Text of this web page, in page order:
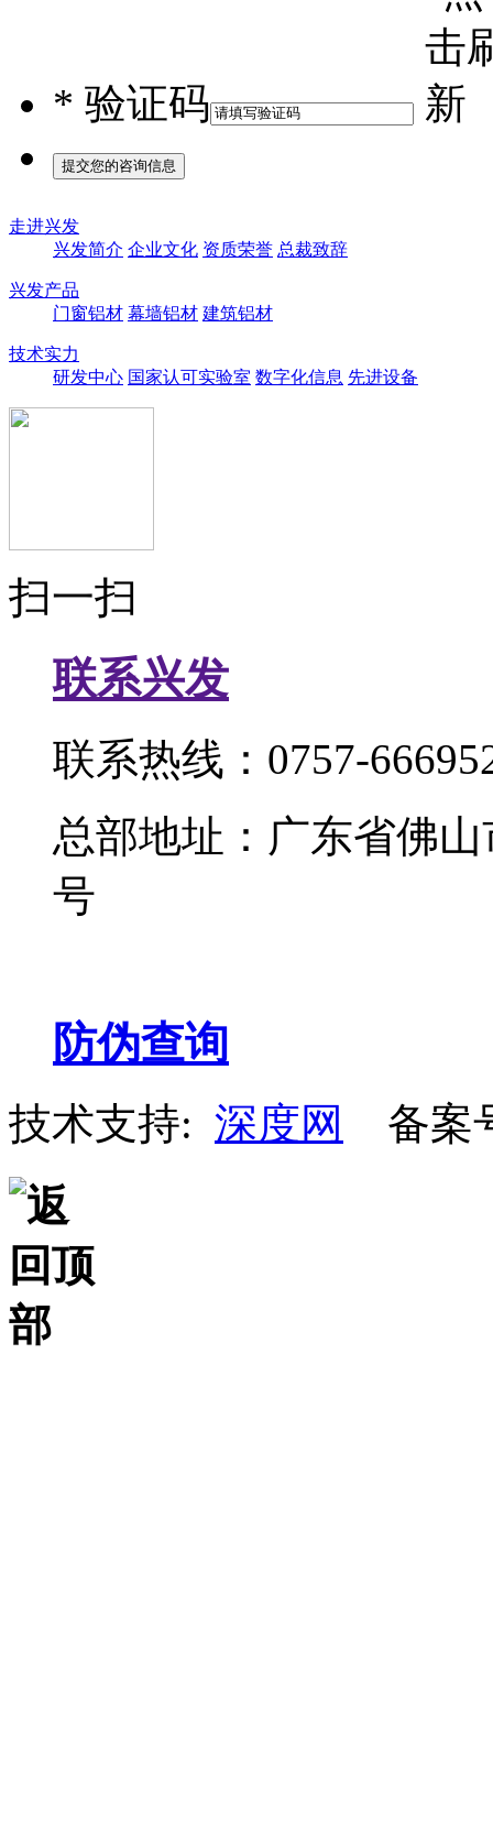
* 验证码
走进兴发
兴发简介 企业文化 资质荣誉 总裁致辞
兴发产品
门窗铝材 幕墙铝材 建筑铝材
技术实力
研发中心 国家认可实验室 数字化信息 先进设备
扫一扫
联系兴发
联系热线：0757-
总部地址：广东省佛
号
防伪查询
技术支持: 深度网 备案